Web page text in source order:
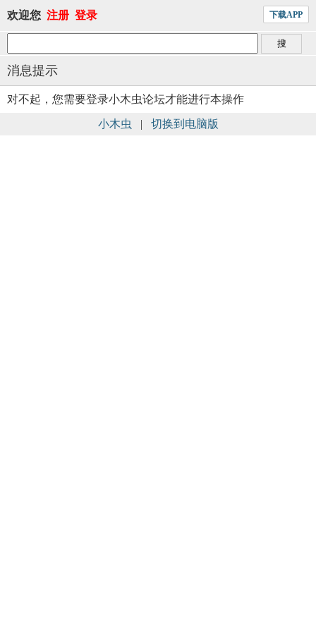
欢迎您 注册 登录 下载APP
消息提示
对不起，您需要登录小木虫论坛才能进行本操作
小木虫 | 切换到电脑版